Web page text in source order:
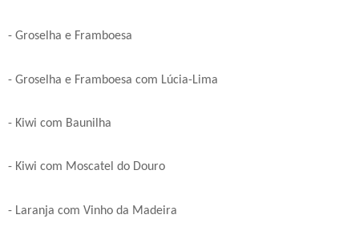
- Groselha e Framboesa
- Groselha e Framboesa com Lúcia-Lima
- Kiwi com Baunilha
- Kiwi com Moscatel do Douro
- Laranja com Vinho da Madeira